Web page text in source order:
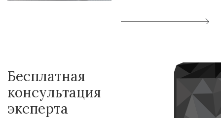
Бесплатная
консультация
эксперта